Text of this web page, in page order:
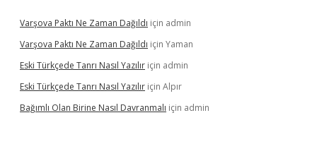
Varşova Paktı Ne Zaman Dağıldı için admin
Varşova Paktı Ne Zaman Dağıldı için Yaman
Eski Türkçede Tanrı Nasıl Yazılır için admin
Eski Türkçede Tanrı Nasıl Yazılır için Alpır
Bağımlı Olan Birine Nasıl Davranmalı için admin